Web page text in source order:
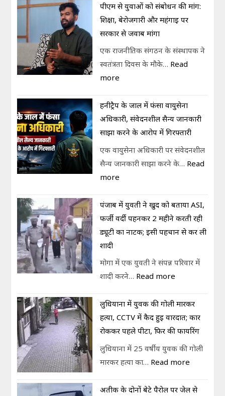
पीएम से युवाओं को संबोधन की मांग:
शिक्षा, बेरोजगारी और महंगाई पर
सरकार से जवाब मांगा
एक राजनीतिक संगठन के संस्थापक ने
स्वतंत्रता दिवस के मौके… Read
more
हनीट्रैप के जाल में फंसा वायुसेना
अधिकारी, संवेदनशील सैन्य जानकारी
साझा करने के आरोप में गिरफ्तारी
एक वायुसेना अधिकारी पर संवेदनशील
सैन्य जानकारी साझा करने के… Read
more
पंजाब में युवती ने खुद को बताया ASI,
फर्जी वर्दी पहनकर 2 महीने करती रही
ड्यूटी का नाटक; इसी पहचान से कर ली
शादी
मोगा में एक युवती ने संपन्न परिवार में
शादी करने… Read more
लुधियाना में युवक की गोली मारकर
हत्या, CCTV में कैद हुई वारदात; कार
रोककर पहले पीटा, फिर की फायरिंग
लुधियाना में 25 वर्षीय युवक की गोली
मारकर हत्या का… Read more
अतीक के दोनों बेटे पैरोल पर जेल से